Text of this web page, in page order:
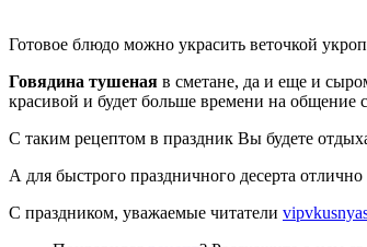
Готовое блюдо можно украсить веточкой
Говядина тушеная в сметане, да и еще и
красивой и будет больше времени на общение
С таким рецептом в праздник Вы будете
А для быстрого праздничного десерта
С праздником, уважаемые читатели